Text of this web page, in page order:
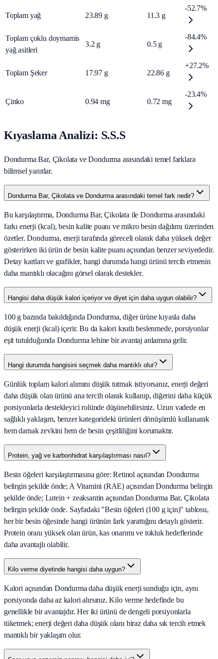
Toplam yağ 23.89 g 11.3 g
-52.7%
Toplam çoklu doymamis
yağ asitleri
3.2 g 0.5 g
-84.4%
Toplam Şeker 17.97 g 22.86 g
+27.2%
Çinko 0.94 mg 0.72 mg
-23.4%
Kıyaslama Analizi: S.S.S
Dondurma Bar, Çikolata ve Dondurma arasındaki temel farklara
bilimsel yanıtlar.
Dondurma Bar, Çikolata ve Dondurma arasındaki temel fark nedir?
Bu karşılaştırma, Dondurma Bar, Çikolata ile Dondurma arasındaki
farkı enerji (kcal), besin kalite puanı ve mikro besin dağılımı üzerinden
özetler. Dondurma, enerji tarafında göreceli olarak daha yüksek değer
gösterirken iki ürün de besin kalite puanı açısından benzer seviyededir.
Detay kartları ve grafikler, hangi durumda hangi ürünü tercih etmenin
daha mantıklı olacağını görsel olarak destekler.
Hangisi daha düşük kalori içeriyor ve diyet için daha uygun olabilir?
100 g bazında bakıldığında Dondurma, diğer ürüne kıyasla daha
düşük enerji (kcal) içerir. Bu da kalori kısıtlı beslenmede, porsiyonlar
eşit tutulduğunda Dondurma lehine bir avantaj anlamına gelir.
Hangi durumda hangisini seçmek daha mantıklı olur?
Günlük toplam kalori alımını düşük tutmak istiyorsanız, enerji değeri
daha düşük olan ürünü ana tercih olarak kullanıp, diğerini daha küçük
porsiyonlarla destekleyici rolünde düşünebilirsiniz. Uzun vadede en
sağlıklı yaklaşım, benzer kategorideki ürünleri dönüşümlü kullanarak
hem damak zevkini hem de besin çeşitliliğini korumaktır.
Protein, yağ ve karbonhidrat karşılaştırması nasıl?
Besin öğeleri karşılaştırmasına göre: Retinol açısından Dondurma
belirgin şekilde önde; A Vitamini (RAE) açısından Dondurma belirgin
şekilde önde; Lutein + zeaksantin açısından Dondurma Bar, Çikolata
belirgin şekilde önde. Sayfadaki "Besin öğeleri (100 g için)" tablosu,
her bir besin öğesinde hangi ürünün fark yarattığını detaylı gösterir.
Protein oranı yüksek olan ürün, kas onarımı ve tokluk hedeflerinde
daha avantajlı olabilir.
Kilo verme diyetinde hangisi daha uygun?
Kalori açısından Dondurma daha düşük enerji sunduğu için, aynı
porsiyonda daha az kalori alırsınız. Kilo verme hedefinde bu
genellikle bir avantajdır. Her iki ürünü de dengeli porsiyonlarla
tüketmek; enerji değeri daha düşük olanı biraz daha sık tercih etmek
mantıklı bir yaklaşım olur.